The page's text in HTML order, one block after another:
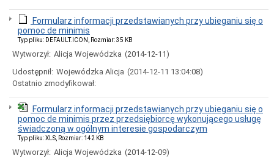
Ogłoszenia
obwieszczenia
roku
Ogłoszenia
obwieszczenia
Informacje
Dane
adresowe
Formularz informacji przedstawianych przy ubieganiu się o
pomoc de minimis
Typ pliku: DEFAULT.ICON, Rozmiar: 35 KB
Wytworzył: Alicja Wojewódzka (2014-12-11)
Udostępnił: Wojewódzka Alicja (2014-12-11 13:04:08)
Ostatnio zmodyfikował:
Formularz informacji przedstawianych przy ubieganiu się o
pomoc de minimis przez przedsiębiorcę wykonującego usługę
świadczoną w ogólnym interesie gospodarczym
Typ pliku: XLS, Rozmiar: 142 KB
Wytworzył: Alicja Wojewódzka (2014-12-09)